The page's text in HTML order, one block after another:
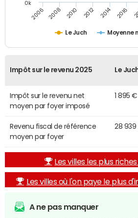
Le Juch Moyenne
2006 2008 2010 2012 2014 2016
0k
Impôt sur le revenu 2025 Le
Impôt sur le revenu net
moyen par foyer imposé
1 895 €
Revenu fiscal de référence
moyen par foyer
28
Les villes les plus
Les villes où l'on paye le plus
A ne pas manquer